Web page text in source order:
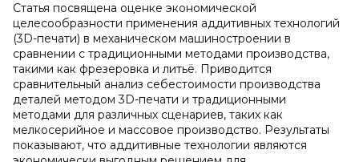
Статья посвящена оценке экономической
целесообразности применения аддитивных технологий
(3D-печати) в механическом машиностроении в
сравнении с традиционными методами производства,
такими как фрезеровка и литьё. Приводится
сравнительный анализ себестоимости производства
деталей методом 3D-печати и традиционными
методами для различных сценариев, таких как
мелкосерийное и массовое производство. Результаты
показывают, что аддитивные технологии являются